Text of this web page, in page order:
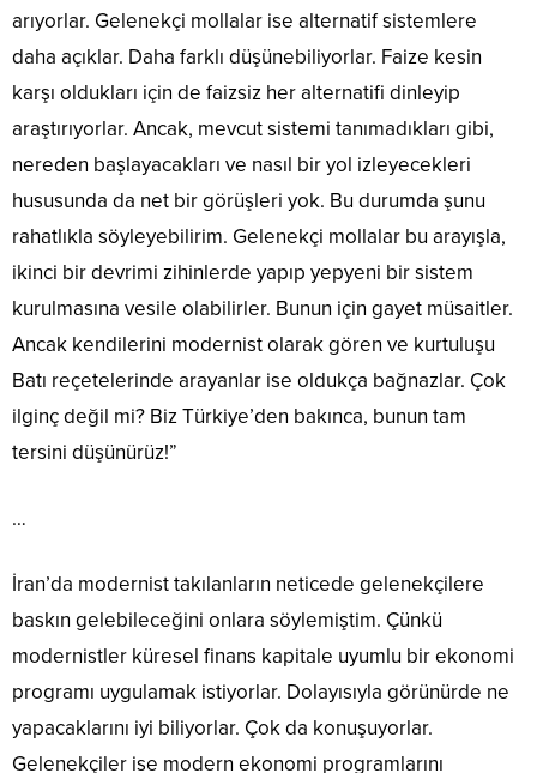
arıyorlar. Gelenekçi mollalar ise alternatif sistemlere
daha açıklar. Daha farklı düşünebiliyorlar. Faize kesin
karşı oldukları için de faizsiz her alternatifi dinleyip
araştırıyorlar. Ancak, mevcut sistemi tanımadıkları gibi,
nereden başlayacakları ve nasıl bir yol izleyecekleri
hususunda da net bir görüşleri yok. Bu durumda şunu
rahatlıkla söyleyebilirim. Gelenekçi mollalar bu arayışla,
ikinci bir devrimi zihinlerde yapıp yepyeni bir sistem
kurulmasına vesile olabilirler. Bunun için gayet müsaitler.
Ancak kendilerini modernist olarak gören ve kurtuluşu
Batı reçetelerinde arayanlar ise oldukça bağnazlar. Çok
ilginç değil mi? Biz Türkiye’den bakınca, bunun tam
tersini düşünürüz!”
…
İran’da modernist takılanların neticede gelenekçilere
baskın gelebileceğini onlara söylemiştim. Çünkü
modernistler küresel finans kapitale uyumlu bir ekonomi
programı uygulamak istiyorlar. Dolayısıyla görünürde ne
yapacaklarını iyi biliyorlar. Çok da konuşuyorlar.
Gelenekçiler ise modern ekonomi programlarını